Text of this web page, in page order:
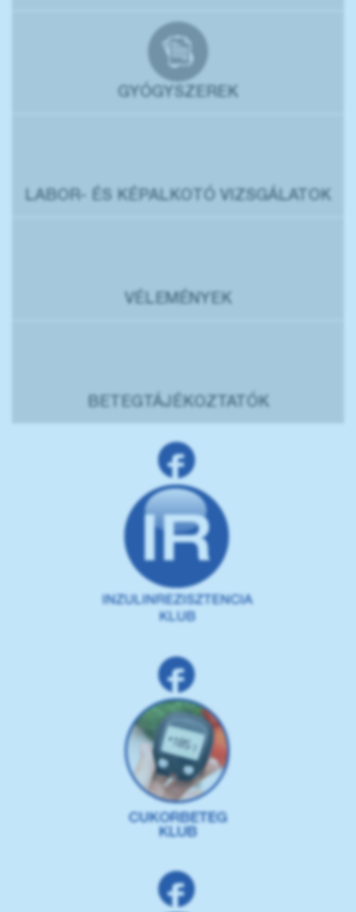
GYÓGYSZEREK
LABOR- ÉS KÉPALKOTÓ VIZSGÁLATOK
VÉLEMÉNYEK
BETEGTÁJÉKOZTATÓK